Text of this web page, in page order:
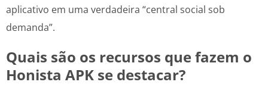
aplicativo em uma verdadeira “central social sob
demanda”.
Quais são os recursos que fazem o
Honista APK se destacar?